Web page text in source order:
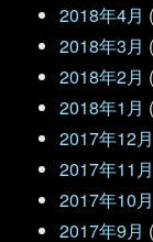
2018年4月
2018年3月
2018年2月
2018年1月
2017年12月
2017年11月
2017年10月
2017年9月